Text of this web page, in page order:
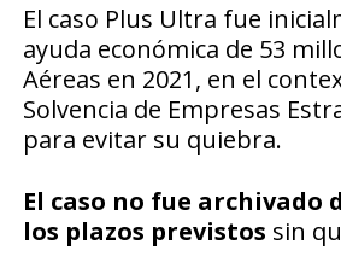
El caso Plus Ultra fue
ayuda económica de 53
Aéreas en 2021, en el
Solvencia de Empresas
para evitar su quiebra.
El caso no fue
los plazos previstos sin